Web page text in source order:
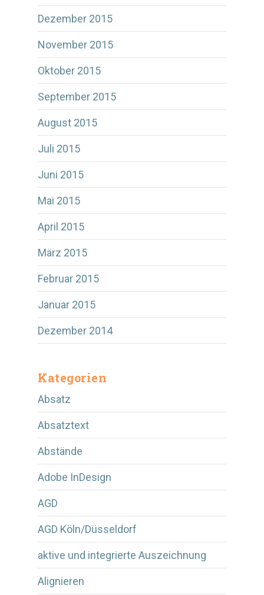
Dezember 2015
November 2015
Oktober 2015
September 2015
August 2015
Juli 2015
Juni 2015
Mai 2015
April 2015
März 2015
Februar 2015
Januar 2015
Dezember 2014
Kategorien
Absatz
Absatztext
Abstände
Adobe InDesign
AGD
AGD Köln/Düsseldorf
aktive und integrierte Auszeichnung
Alignieren